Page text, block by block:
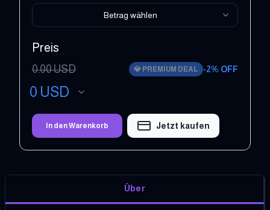
Betrag wählen
Preis
0.00USD 💎 PREMIUM DEAL -2% OFF
0 USD
In den Warenkorb Jetzt kaufen
Über